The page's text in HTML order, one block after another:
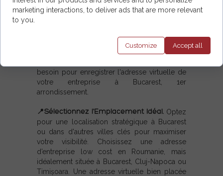
commerciale virtuelle, gestion du courrier,
👉 Nos avocats en Roumanievous offrent
besoin pour enregistrer l'adresse virtuelle de
votre entreprise à Bucarest, 1er
arrondissement.
📍Sélectionnez l'Emplacement Idéal. Optez
pour une localisation stratégique à Bucarest
ou dans d'autres villes clés pour maximiser
votre visibilité. Choisissez une adresse
d’entreprise low cost en Roumanie, mais
idéalement située à Bucarest, Cluj-Napoca ou
Timișoara. Une adresse virtuelle bien placée
marketing interactions, to deliver ads that are more relevant
to you.
Customize Accept all